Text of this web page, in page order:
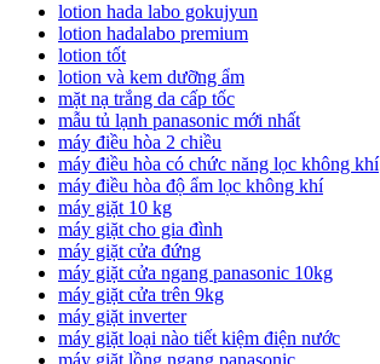
lotion hada labo gokujyun
lotion hadalabo premium
lotion tốt
lotion và kem dưỡng ẩm
mặt nạ trắng da cấp tốc
mẫu tủ lạnh panasonic mới nhất
máy điều hòa 2 chiều
máy điều hòa có chức năng lọc không khí
máy điều hòa độ ẩm lọc không khí
máy giặt 10 kg
máy giặt cho gia đình
máy giặt cửa đứng
máy giặt cửa ngang panasonic 10kg
máy giặt cửa trên 9kg
máy giặt inverter
máy giặt loại nào tiết kiệm điện nước
máy giặt lồng ngang panasonic